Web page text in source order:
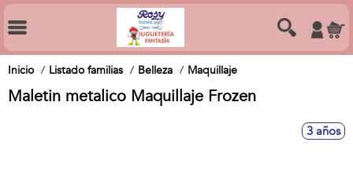
Inicio Listado familias Belleza Maquillaje
Maletin metalico Maquillaje Frozen
3 años